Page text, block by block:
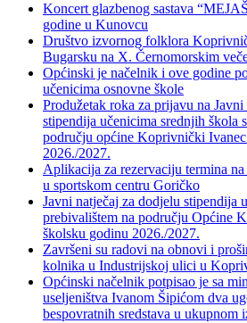
Koncert glazbenog sastava
godine u Kunovcu
Društvo izvornog folklora
Bugarsku na X. Černomorskim
Općinski je načelnik i ove godine
učenicima osnovne škole
Produžetak roka za prijavu na
stipendija učenicima srednjih škola
području općine Koprivnički
2026./2027.
Aplikacija za rezervaciju termina
u sportskom centru Goričko
Javni natječaj za dodjelu stipendija
prebivalištem na području Općine
školsku godinu 2026./2027.
Završeni su radovi na obnovi i
kolnika u Industrijskoj ulici u
Općinski načelnik potpisao je sa
useljeništva Ivanom Šipićom dva
bespovratnih sredstava u ukupnom